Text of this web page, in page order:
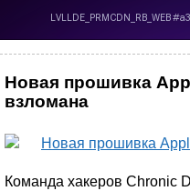
Новая прошивка
взломана
Команда хакеров Chronic